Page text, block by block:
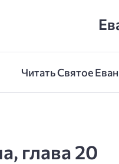
Читать Святое
глава 20